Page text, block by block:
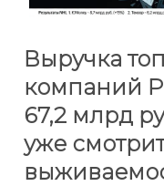
Выручка
компаний
67,2 млрд
уже